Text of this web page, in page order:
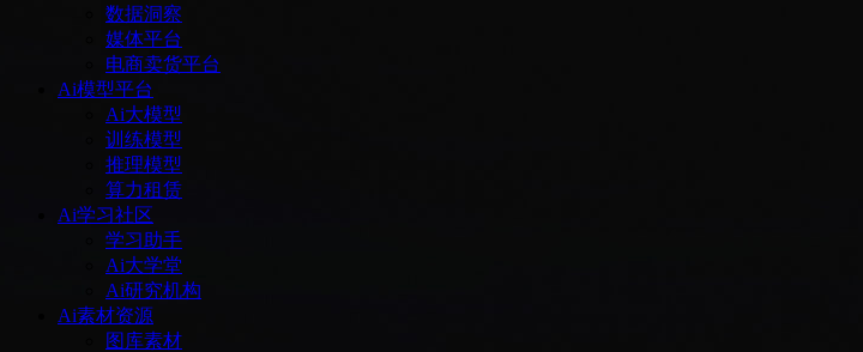
数据洞察
媒体平台
电商卖货平台
Ai模型平台
Ai大模型
训练模型
推理模型
算力租赁
Ai学习社区
学习助手
Ai大学堂
Ai研究机构
Ai素材资源
图库素材